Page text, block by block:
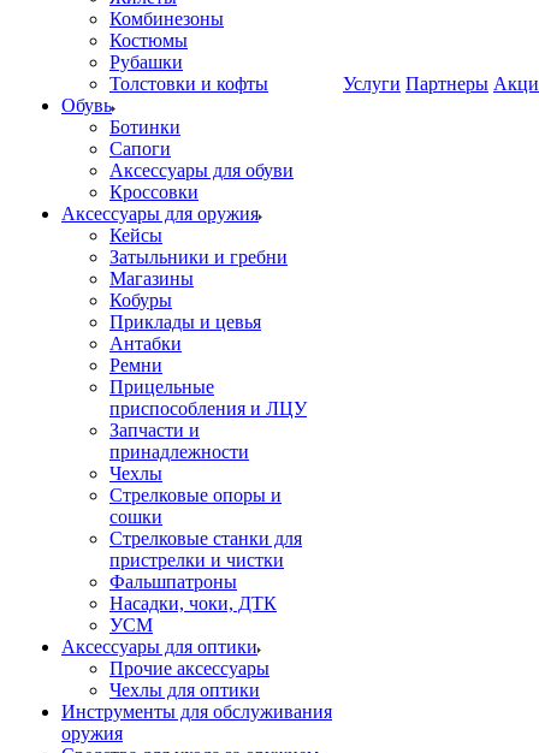
Комбинезоны
Костюмы
Рубашки
Толстовки и кофты
Обувь
Ботинки
Сапоги
Аксессуары для обуви
Кроссовки
Аксессуары для оружия
Кейсы
Затыльники и гребни
Магазины
Кобуры
Приклады и цевья
Антабки
Ремни
Прицельные
приспособления и ЛЦУ
Запчасти и
принадлежности
Чехлы
Стрелковые опоры и
сошки
Стрелковые станки для
пристрелки и чистки
Фальшпатроны
Насадки, чоки, ДТК
УСМ
Аксессуары для оптики
Прочие аксессуары
Чехлы для оптики
Инструменты для обслуживания
оружия
Услуги Партнеры